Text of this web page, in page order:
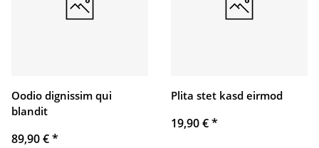
Oodio dignissim qui
blandit
89,90 €*
Plita stet kasd eirmod
19,90 €*